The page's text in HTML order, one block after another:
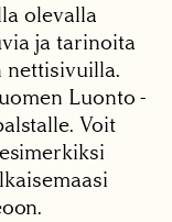
olevalla
ja tarinoita
nettisivuilla.
Luonto -
Voit